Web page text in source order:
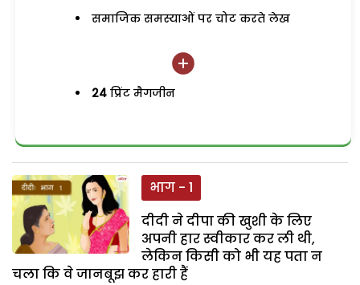
समाजिक समस्याओं पर चोट करते लेख
24 प्रिंट मैगजीन
भाग - 1
दीदी ने दीपा की खुशी के लिए
अपनी हार स्वीकार कर ली थी,
लेकिन किसी को भी यह पता न
चला कि वे जानबूझ कर हारी हैं